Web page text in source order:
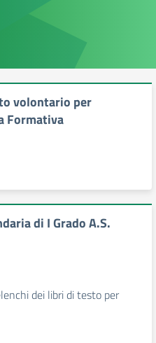
volontario per
Formativa
di I Grado A.S.
dei libri di testo per